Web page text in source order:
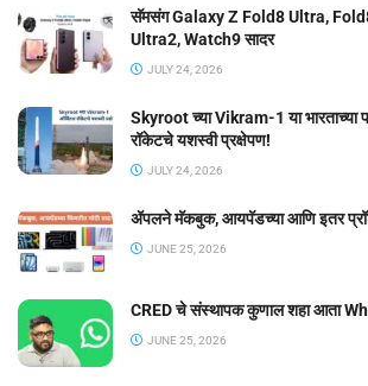
सॅमसंग Galaxy Z Fold8 Ultra,
Ultra2, Watch9 सादर
JULY 24, 2026
Skyroot च्या Vikram-1 या भारताच्या
रॉकेटचे यशस्वी प्रक्षेपण!
JULY 24, 2026
ॲपलने मॅकबुक, आयपॅडच्या आणि इतर
JUNE 25, 2026
CRED चे संस्थापक कुणाल शहा आता
JUNE 25, 2026